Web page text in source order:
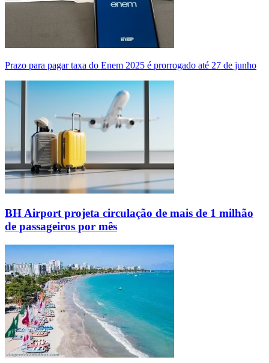
Prazo para pagar taxa do Enem 2025 é prorrogado até 27 de junho
BH Airport projeta circulação de mais de 1 milhão
de passageiros por mês